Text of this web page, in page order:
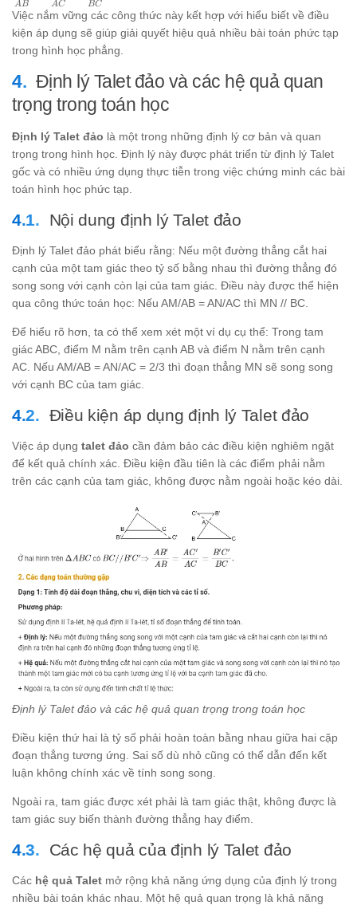
{OC'}
{AB} =
\frac{AE}
{AC} =
\frac{DE}
{BC}
AB AC BC
Việc nắm vững các công thức này kết hợp với hiểu biết về điều
kiện áp dụng sẽ giúp giải quyết hiệu quả nhiều bài toán phức tạp
trong hình học phẳng.
Định lý Talet đảo và các hệ quả quan
trọng trong toán học
Định lý Talet đảo là một trong những định lý cơ bản và quan
trọng trong hình học. Định lý này được phát triển từ định lý Talet
gốc và có nhiều ứng dụng thực tiễn trong việc chứng minh các bài
toán hình học phức tạp.
Nội dung định lý Talet đảo
Định lý Talet đảo phát biểu rằng: Nếu một đường thẳng cắt hai
cạnh của một tam giác theo tỷ số bằng nhau thì đường thẳng đó
song song với cạnh còn lại của tam giác. Điều này được thể hiện
qua công thức toán học: Nếu AM/AB = AN/AC thì MN // BC.
Để hiểu rõ hơn, ta có thể xem xét một ví dụ cụ thể: Trong tam
giác ABC, điểm M nằm trên cạnh AB và điểm N nằm trên cạnh
AC. Nếu AM/AB = AN/AC = 2/3 thì đoạn thẳng MN sẽ song song
với cạnh BC của tam giác.
Điều kiện áp dụng định lý Talet đảo
Việc áp dụng talet đảo cần đảm bảo các điều kiện nghiêm ngặt
để kết quả chính xác. Điều kiện đầu tiên là các điểm phải nằm
trên các cạnh của tam giác, không được nằm ngoài hoặc kéo dài.
Định lý Talet đảo và các hệ quả quan trọng trong toán học
Điều kiện thứ hai là tỷ số phải hoàn toàn bằng nhau giữa hai cặp
đoạn thẳng tương ứng. Sai số dù nhỏ cũng có thể dẫn đến kết
luận không chính xác về tính song song.
Ngoài ra, tam giác được xét phải là tam giác thật, không được là
tam giác suy biến thành đường thẳng hay điểm.
Các hệ quả của định lý Talet đảo
Các hệ quả Talet mở rộng khả năng ứng dụng của định lý trong
nhiều bài toán khác nhau. Một hệ quả quan trọng là khả năng